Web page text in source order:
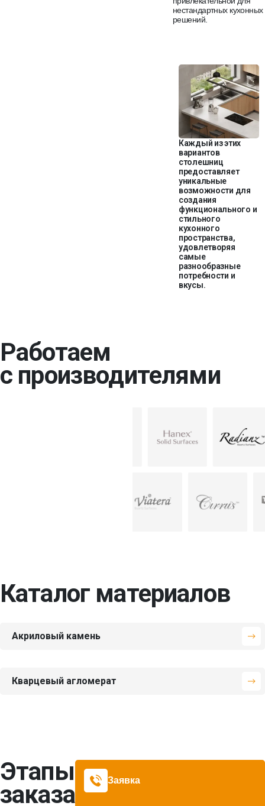
нестандартных кухонных
решений.
Каждый из этих
вариантов
столешниц
предоставляет
уникальные
возможности для
создания
функционального и
стильного
кухонного
пространства,
удовлетворяя
самые
разнообразные
потребности и
вкусы.
Работаем
с производителями
Каталог материалов
Акриловый камень
P-002 Metal Grey
BL-205
Semidentary
GAD-007-juno
Кварцевый агломерат
Этапы
заказа Заявка